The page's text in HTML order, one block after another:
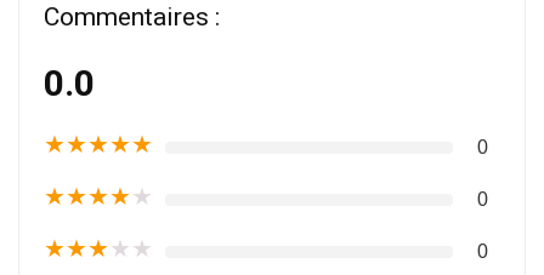
Commentaires :
0.0
★★★★★ 0
★★★★★ 0
★★★★★ 0